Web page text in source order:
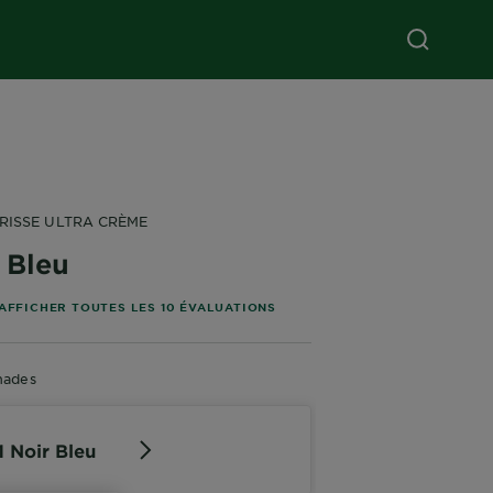
ULTRA CRÈME
based on reviews
AFFICHER TOUTES LES 10 ÉVALUATIONS
Noir Bleu